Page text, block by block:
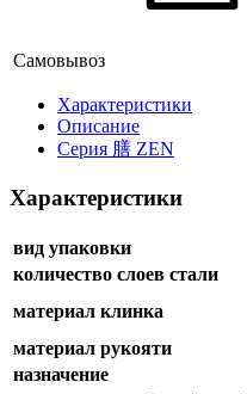
Самовывоз
Xарактеристики
Описание
Серия 膳 ZEN
Характеристики
вид упаковки
количество слоев стали
материал клинка
материал рукояти
назначение